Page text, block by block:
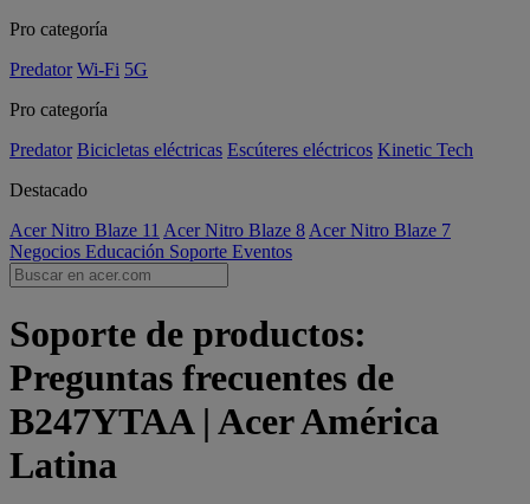
Pro categoría
Predator Wi-Fi 5G
Pro categoría
Predator Bicicletas eléctricas Escúteres eléctricos Kinetic Tech
Destacado
Acer Nitro Blaze 11 Acer Nitro Blaze 8 Acer Nitro Blaze 7
Negocios Educación Soporte Eventos
Soporte de productos:
Preguntas frecuentes de
B247YTAA | Acer América
Latina